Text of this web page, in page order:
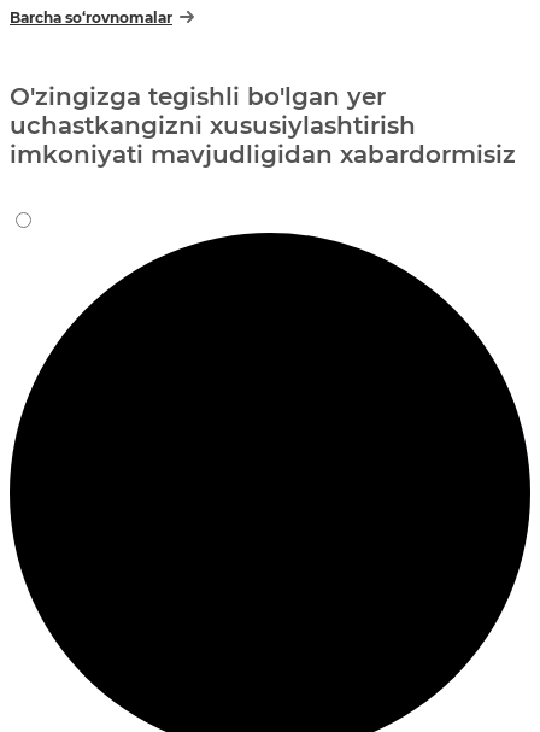
Barcha so‘rovnomalar
O'zingizga tegishli bo'lgan yer
uchastkangizni xususiylashtirish
imkoniyati mavjudligidan xabardormisiz